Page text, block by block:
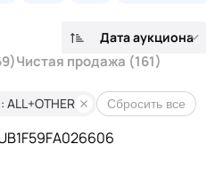
Дата аукциона
Чистая продажа (161)
Сбросить все